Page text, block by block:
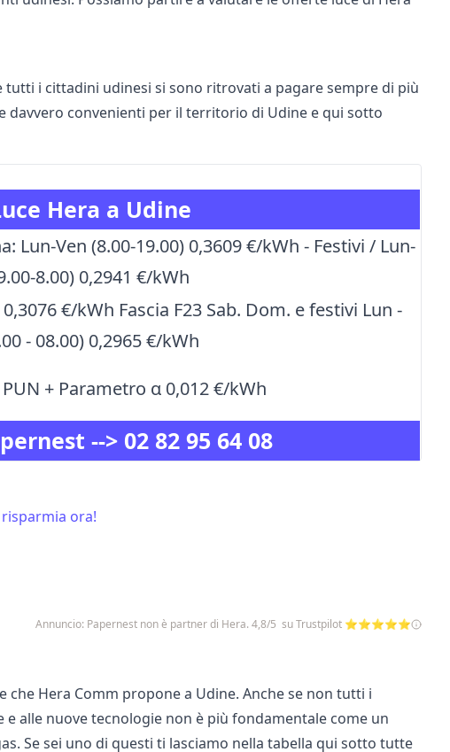
i cittadini udinesi si sono ritrovati a pagare sempre di più
convenienti per il territorio di Udine e qui sotto
--> 02 82 95 64 08
Hera a Udine
Lun-Ven (8.00-19.00) 0,3609 €/kWh - Festivi / Lun-
8.00) 0,2941 €/kWh
€/kWh Fascia F23 Sab. Dom. e festivi Lun -
- 08.00) 0,2965 €/kWh
+ Parametro α 0,012 €/kWh
ora!
Annuncio: Papernest non è partner di Hera. 4,8/5 su Trustpilot ⭐⭐⭐⭐⭐
Hera Comm propone a Udine. Anche se non tutti i
alle nuove tecnologie non è più fondamentale come un
Se sei uno di questi ti lasciamo nella tabella qui sotto tutte